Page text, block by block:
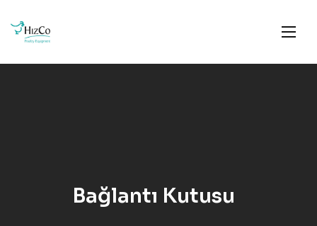
Bağlantı Kutusu